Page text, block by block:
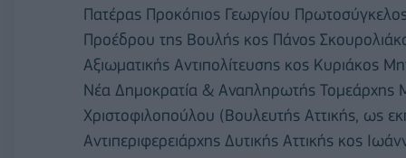
Πατέρας Προκόπιος Γεωργίου
Προέδρου της Βουλής κος Πάνος
Αξιωματικής Αντιπολίτευσης κος Κυριάκος
Νέα Δημοκρατία & Αναπληρωτής Τομεάρχης
Χριστοφιλοπούλου (Βουλευτής Αττικής, ως
Αντιπεριφερειάρχης Δυτικής Αττικής κος